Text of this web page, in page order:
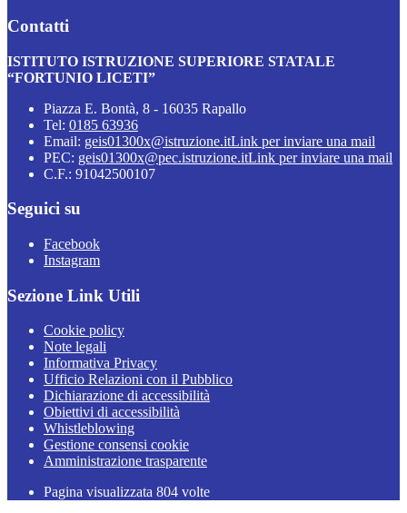
Contatti
ISTITUTO ISTRUZIONE SUPERIORE STATALE
“FORTUNIO LICETI”
Piazza E. Bontà, 8 - 16035 Rapallo
Tel: 0185 63936
Email: geis01300x@istruzione.itLink per inviare una mail
PEC: geis01300x@pec.istruzione.itLink per inviare una mail
C.F.: 91042500107
Seguici su
Facebook
Instagram
Sezione Link Utili
Cookie policy
Note legali
Informativa Privacy
Ufficio Relazioni con il Pubblico
Dichiarazione di accessibilità
Obiettivi di accessibilità
Whistleblowing
Gestione consensi cookie
Amministrazione trasparente
Pagina visualizzata 804 volte